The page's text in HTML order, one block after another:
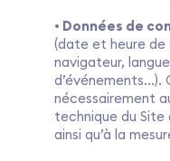
• Données de
(date et heure de
navigateur,
d’événements...).
nécessairement
technique du Site
ainsi qu’à la